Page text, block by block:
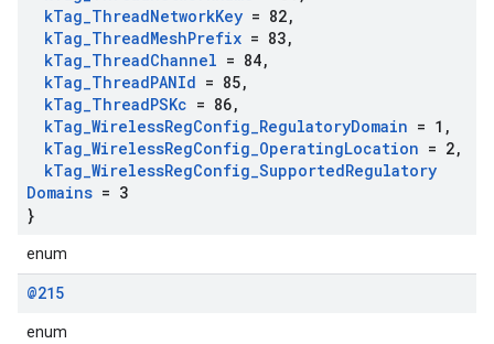
kTag_ThreadNetworkKey = 82,
kTag_ThreadMeshPrefix = 83,
kTag_ThreadChannel = 84,
kTag_ThreadPANId = 85,
kTag_ThreadPSKc = 86,
kTag_WirelessRegConfig_RegulatoryDomain = 1 ,
kTag_WirelessRegConfig_OperatingLocation = 2,
kTag_WirelessRegConfig_SupportedRegulatory
Domains = 3
}
enum
@215
enum